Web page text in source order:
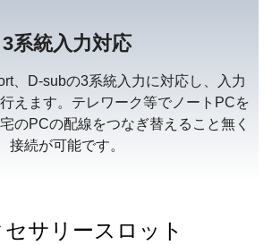
3系統入力対応
、D-subの3系統入力に対応し、入力
えます。テレワーク等でノートPCを
のPCの配線をつなぎ替えること無く
接続が可能です。
セサリースロット